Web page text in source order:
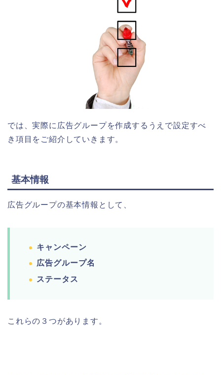
では、実際に広告グループを作成するうえで設定すべ
き項目をご紹介していきます。
基本情報
広告グループの基本情報として、
キャンペーン
広告グループ名
ステータス
これらの３つがあります。